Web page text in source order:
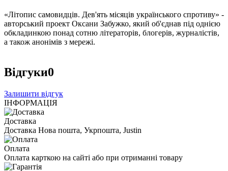
«Літопис самовидців. Дев'ять місяців українського спротиву» -
авторський проект Оксани Забужко, який об'єднав під однією
обкладинкою понад сотню літераторів, блогерів, журналістів,
а також анонімів з мережі.
Відгуки0
Залишити відгук
ІНФОРМАЦІЯ
Доставка
Доставка Нова пошта, Укрпошта, Justin
Оплата
Оплата карткою на сайті або при отриманні товару